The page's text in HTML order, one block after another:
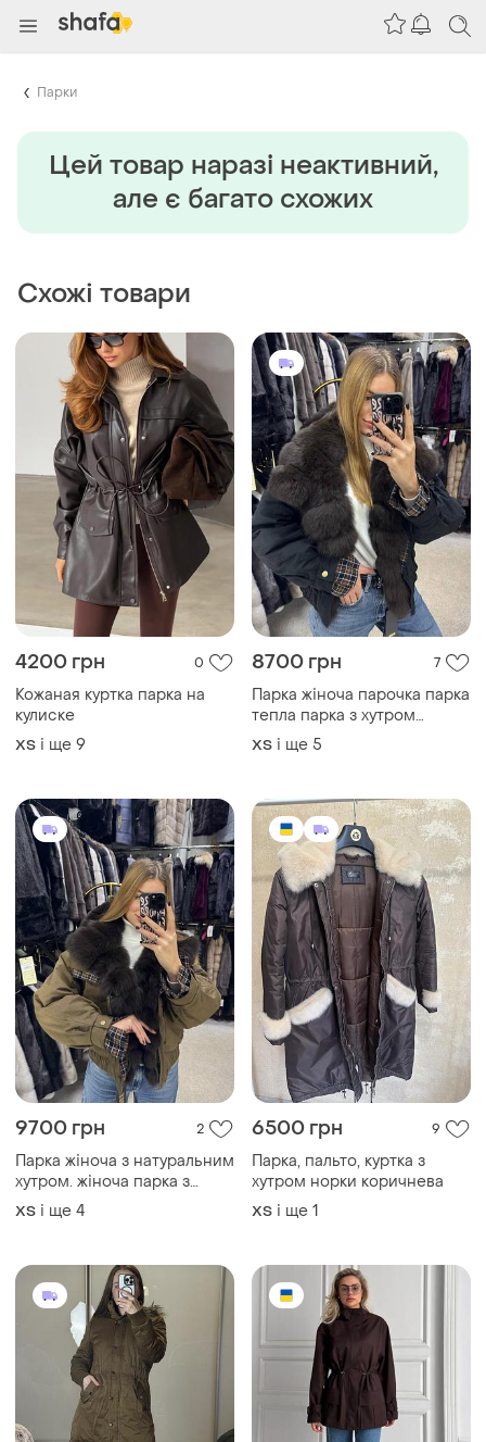
Парки
Цей товар наразi неактивний,
але є багато схожих
Схожі товари
4200 грн 0
Кожаная куртка парка на
кулиске
ХS і ще 9
8700 грн 7
Парка жіноча парочка парка
тепла парка з хутром
женская парка тёплая
женская куртка
ХS і ще 5
9700 грн 2
Парка жіноча з натуральним
хутром. жіноча парка з
натуральним хутром песця.
парка женская.
ХS і ще 4
6500 грн 9
Парка, пальто, куртка з
хутром норки коричнева
ХS і ще 1